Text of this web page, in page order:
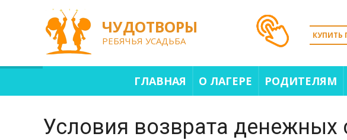
ЧУДОТВОРЫ
РЕБЯЧЬЯ УСАДЬБА КУПИТЬ
ГЛАВНАЯ О ЛАГЕРЕ РОДИТЕЛЯМ
Условия возврата денежных